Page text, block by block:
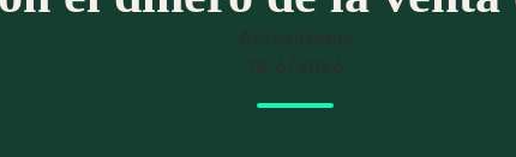
Actualizado:
12/6/2026